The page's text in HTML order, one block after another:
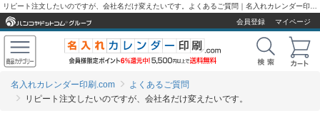
会員登録
マイページ
名入れカレンダー印刷.com
よくあるご質問
リピート注文したいのですが、会社名だけ変えたいです。